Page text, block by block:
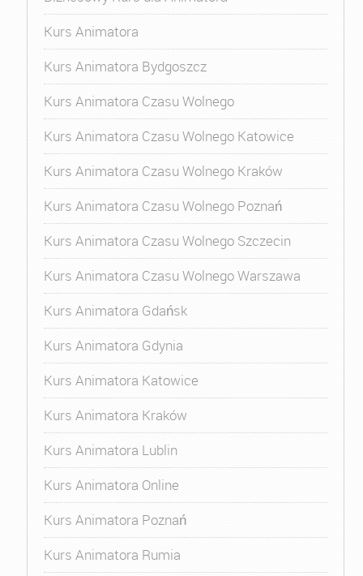
Kurs Animatora
Kurs Animatora Bydgoszcz
Kurs Animatora Czasu Wolnego
Kurs Animatora Czasu Wolnego Katowice
Kurs Animatora Czasu Wolnego Kraków
Kurs Animatora Czasu Wolnego Poznań
Kurs Animatora Czasu Wolnego Szczecin
Kurs Animatora Czasu Wolnego Warszawa
Kurs Animatora Gdańsk
Kurs Animatora Gdynia
Kurs Animatora Katowice
Kurs Animatora Kraków
Kurs Animatora Lublin
Kurs Animatora Online
Kurs Animatora Poznań
Kurs Animatora Rumia